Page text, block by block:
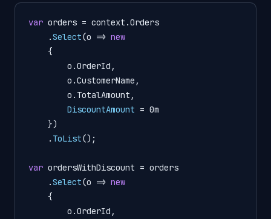
var orders = context.Orders
    .
Select(o => new
        o.
OrderId ,
        o.
CustomerName ,
        o.
TotalAmount ,
DiscountAmount = 0m
    .
ToList();
var ordersWithDiscount = orders
    .
Select(o => new
        o.
OrderId ,